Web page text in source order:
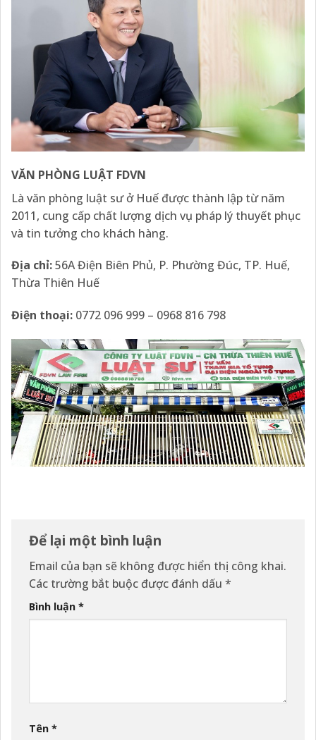
VĂN PHÒNG LUẬT FDVN
Là văn phòng luật sư ở Huế được thành lập từ năm
2011, cung cấp chất lượng dịch vụ pháp lý thuyết phục
và tin tưởng cho khách hàng.
Địa chỉ:56A Điện Biên Phủ, P. Phường Đúc, TP. Huế,
Thừa Thiên Huế
Điện thoại: 0772 096 999 – 0968 816 798
Để lại một bình luận
Email của bạn sẽ không được hiển thị công khai.
Các trường bắt buộc được đánh dấu *
Bình luận *
Tên *